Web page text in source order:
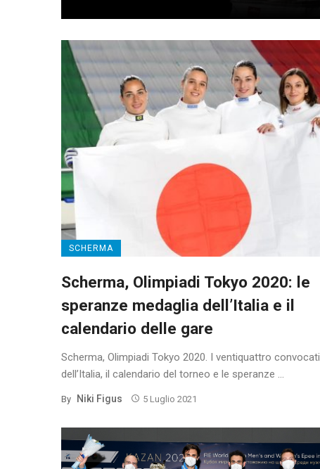
SCHERMA
Scherma, Olimpiadi Tokyo 2020: le
speranze medaglia dell’Italia e il
calendario delle gare
Scherma, Olimpiadi Tokyo 2020. I ventiquattro convocati
dell’Italia, il calendario del torneo e le speranze ...
By Niki Figus 5 Luglio 2021